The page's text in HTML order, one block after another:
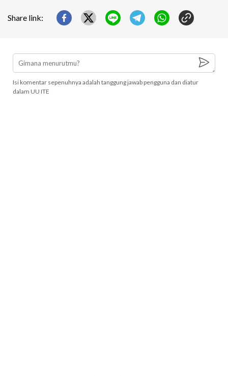
Share link:
Isi komentar sepenuhnya adalah tanggung jawab pengguna dan diatur
dalam UU ITE